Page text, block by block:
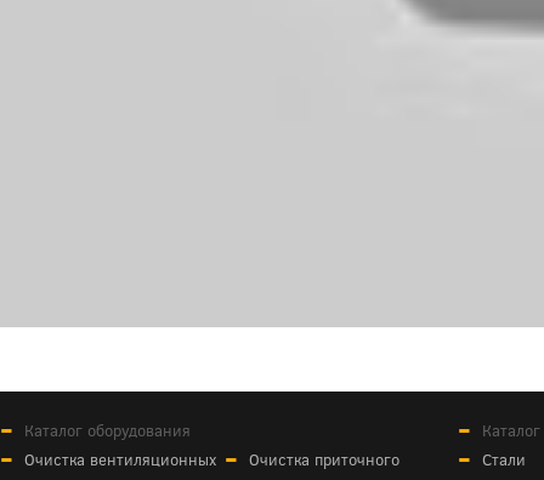
Каталог оборудования
Очистка вентиляционных
Очистка приточного
Стали